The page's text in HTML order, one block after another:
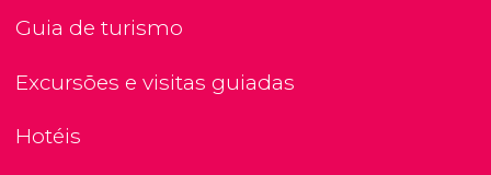
Guia de turismo
Excursões e visitas guiadas
Hotéis